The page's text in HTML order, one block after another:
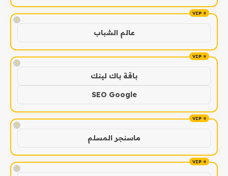
!
عالم الشباب
!
باقة باك لينك
SEO Google
!
ماسنجر المسلم
!